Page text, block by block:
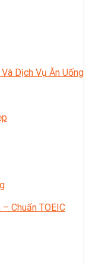
Dịch Vụ Ăn Uống
Chuẩn TOEIC